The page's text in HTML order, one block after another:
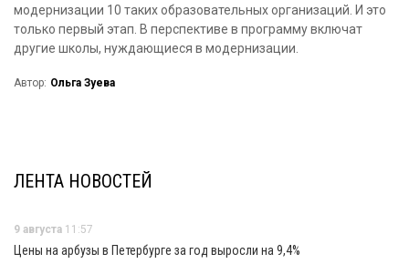
модернизации 10 таких образовательных организаций. И это
только первый этап. В перспективе в программу включат
другие школы, нуждающиеся в модернизации.
Автор: Ольга Зуева
ЛЕНТА НОВОСТЕЙ
9 августа 11:57
Цены на арбузы в Петербурге за год выросли на 9,4%